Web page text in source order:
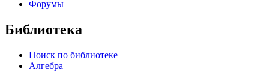
Форумы
Библиотека
Поиск по библиотеке
Алгебра